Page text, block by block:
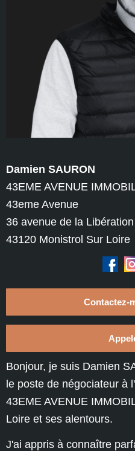
Damien SAURON
43EME AVENUE
43eme Avenue
36 avenue de la Libération
43120 Monistrol Sur Loire
Contactez-
Bonjour, je suis Damien
le poste de négociateur à l'
43EME AVENUE
Loire et ses alentours.
J'ai appris à connaître